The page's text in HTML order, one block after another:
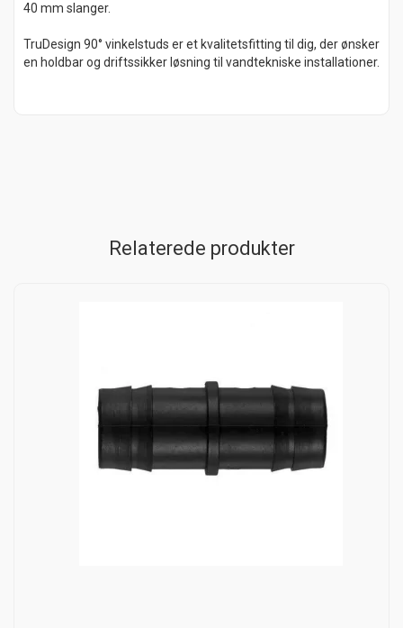
40 mm slanger.
TruDesign 90° vinkelstuds er et kvalitetsfitting til dig, der ønsker
en holdbar og driftssikker løsning til vandtekniske installationer.
Relaterede produkter